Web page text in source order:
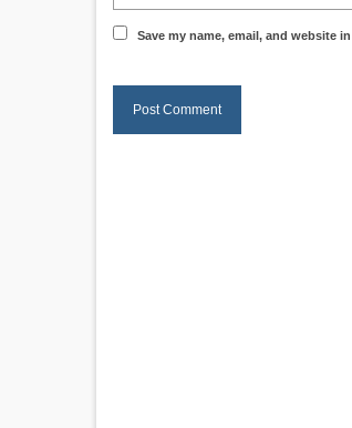
Save my name, email, and website